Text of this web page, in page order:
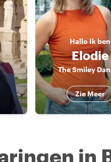
HalloIk ben
Elodie
The Smiley
Zie Meer
in